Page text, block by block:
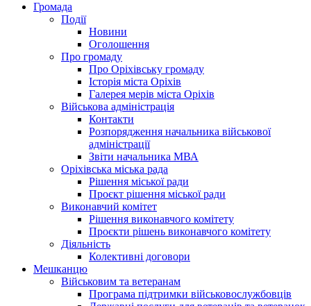
Громада
Події
Новини
Оголошення
Про громаду
Про Оріхівську громаду
Історія міста Оріхів
Галерея мерів міста Оріхів
Військова адміністрація
Контакти
Розпорядження начальника військової
адміністрації
Звіти начальника МВА
Оріхівська міська рада
Рішення міської ради
Проєкт рішення міської ради
Виконавчий комітет
Рішення виконавчого комітету
Проєкти рішень виконавчого комітету
Діяльність
Колективні договори
Мешканцю
Військовим та ветеранам
Програма підтримки військовослужбовців